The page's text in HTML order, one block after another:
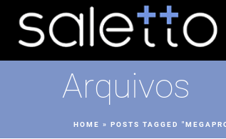
Arquivos
HOME » POSTS TAGGED